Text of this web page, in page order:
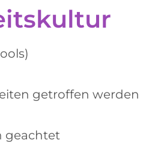
getroffen werden
geachtet